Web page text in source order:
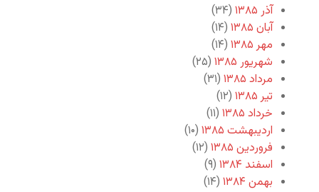
آذر ۱۳۸۵
(۳۴)
آبان ۱۳۸۵
(۱۴)
مهر ۱۳۸۵
(۱۴)
شهریور ۱۳۸۵
(۲۵)
مرداد ۱۳۸۵
(۳۱)
تیر ۱۳۸۵
(۱۲)
خرداد ۱۳۸۵
(۱۱)
اردیبهشت ۱۳۸۵
(۱۰)
فروردین ۱۳۸۵
(۱۲)
اسفند ۱۳۸۴
(۹)
بهمن ۱۳۸۴
(۱۴)